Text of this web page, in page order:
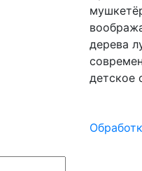
дерева
детское